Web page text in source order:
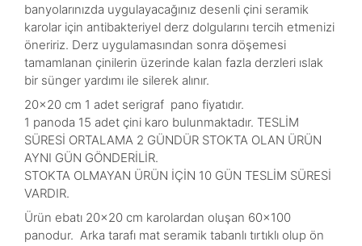
banyolarınızda uygulayacağınız desenli çini seramik
karolar için antibakteriyel derz dolgularını tercih etmenizi
öneririz. Derz uygulamasından sonra döşemesi
tamamlanan çinilerin üzerinde kalan fazla derzleri ıslak
bir sünger yardımı ile silerek alınır.
20×20 cm 1 adet serigraf pano fiyatıdır.
1 panoda 15 adet çini karo bulunmaktadır. TESLİM
SÜRESİ ORTALAMA 2 GÜNDÜR STOKTA OLAN ÜRÜN
AYNI GÜN GÖNDERİLİR.
STOKTA OLMAYAN ÜRÜN İÇİN 10 GÜN TESLİM SÜRESİ
VARDIR.
Ürün ebatı 20×20 cm karolardan oluşan 60×100
panodur. Arka tarafı mat seramik tabanlı tırtıklı olup ön